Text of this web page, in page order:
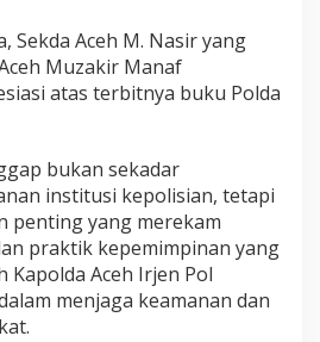
Sekda Aceh M. Nasir yang
Muzakir Manaf
atas terbitnya buku Polda
bukan sekadar
institusi kepolisian, tetapi
penting yang merekam
praktik kepemimpinan yang
Kapolda Aceh Irjen Pol
menjaga keamanan dan